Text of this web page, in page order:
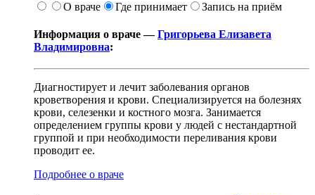
О враче
Где принимает Запись на приём
Информация о враче —Григорьева Елизавета
Владимировна:
Диагностирует и лечит заболевания органов
кроветворения и крови. Специализируется на болезнях
крови, селезенки и костного мозга. Занимается
определением группы крови у людей с нестандартной
группой и при необходимости переливания крови
проводит ее.
Подробнее о враче